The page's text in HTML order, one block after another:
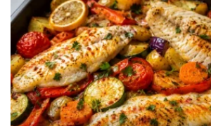
זוגיות במבחן, הפעם עם מרים
וגד דנינו